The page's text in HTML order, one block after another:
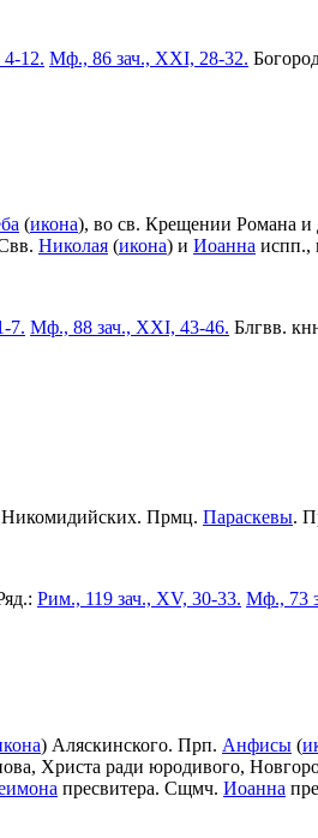
12. Мф., 86 зач., XXI, 28-32.
(икона), во св. Крещении Романа
Николая (икона) и Иоанна испп.,
7. Мф., 88 зач., XXI, 43-46. Блгвв.
Никомидийских. Прмц. Параскевы.
Рим., 119 зач., XV, 30-33. Мф., 73
) Аляскинского. Прп. Анфисы (
Христа ради юродивого,
пресвитера. Сщмч. Иоанна